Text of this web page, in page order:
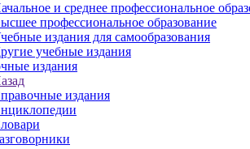
и среднее профессиональное
профессиональное образование
издания для самообразования
учебные издания
издания
издания